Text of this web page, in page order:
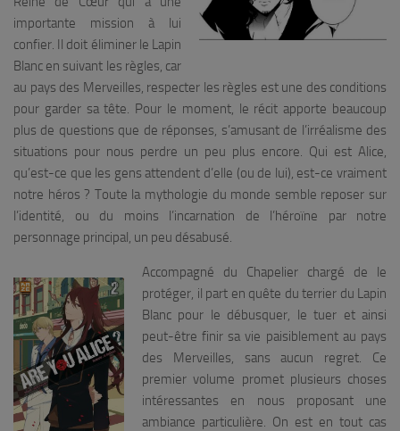
importante mission à lui
confier. Il doit éliminer le Lapin
Blanc en suivant les règles, car
au pays des Merveilles, respecter les règles est une des conditions
pour garder sa tête. Pour le moment, le récit apporte beaucoup
plus de questions que de réponses, s’amusant de l’irréalisme des
situations pour nous perdre un peu plus encore. Qui est Alice,
qu’est-ce que les gens attendent d’elle (ou de lui), est-ce vraiment
notre héros ? Toute la mythologie du monde semble reposer sur
l’identité, ou du moins l’incarnation de l’héroïne par notre
personnage principal, un peu désabusé.
Accompagné du Chapelier chargé de le
protéger, il part en quête du terrier du Lapin
Blanc pour le débusquer, le tuer et ainsi
peut-être finir sa vie paisiblement au pays
des Merveilles, sans aucun regret. Ce
premier volume promet plusieurs choses
intéressantes en nous proposant une
ambiance particulière. On est en tout cas